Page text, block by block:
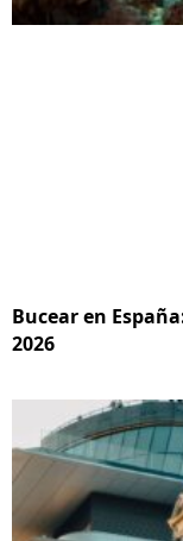
Bucear en
2026